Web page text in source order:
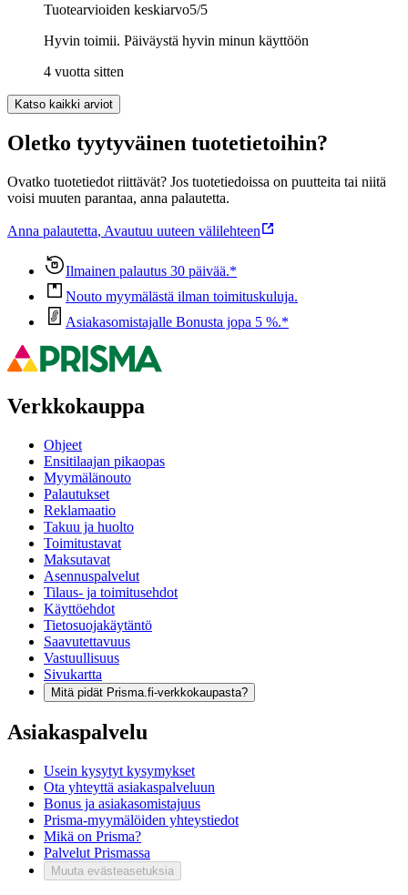
Tuotearvioiden keskiarvo5/5
Hyvin toimii. Päiväystä hyvin minun käyttöön
4 vuotta sitten
Katso kaikki arviot
Oletko tyytyväinen tuotetietoihin?
Ovatko tuotetiedot riittävät? Jos tuotetiedoissa on puutteita tai niitä
voisi muuten parantaa, anna palautetta.
Anna palautetta, Avautuu uuteen välilehteen
Ilmainen palautus 30 päivää.*
Nouto myymälästä ilman toimituskuluja.
Asiakasomistajalle Bonusta jopa 5 %.*
Verkkokauppa
Ohjeet
Ensitilaajan pikaopas
Myymälänouto
Palautukset
Reklamaatio
Takuu ja huolto
Toimitustavat
Maksutavat
Asennuspalvelut
Tilaus- ja toimitusehdot
Käyttöehdot
Tietosuojakäytäntö
Saavutettavuus
Vastuullisuus
Sivukartta
Mitä pidät Prisma.fi-verkkokaupasta?
Asiakaspalvelu
Usein kysytyt kysymykset
Ota yhteyttä asiakaspalveluun
Bonus ja asiakasomistajuus
Prisma-myymälöiden yhteystiedot
Mikä on Prisma?
Palvelut Prismassa
Muuta evästeasetuksia